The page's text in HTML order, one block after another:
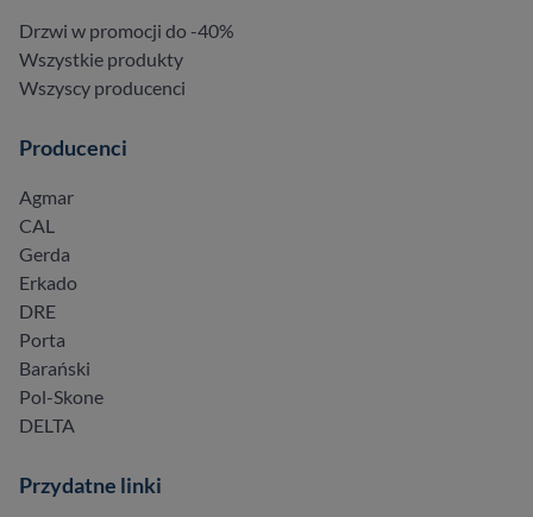
Drzwi w promocji do -40%
Wszystkie produkty
Wszyscy producenci
Producenci
Agmar
CAL
Gerda
Erkado
DRE
Porta
Barański
Pol-Skone
DELTA
Przydatne linki